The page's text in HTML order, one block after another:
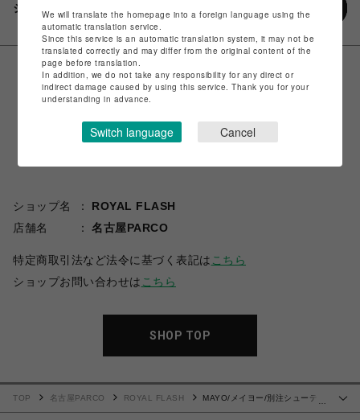
シェアする
ショップ名
ROYAL FLASH
店舗名
名古屋PARCO
特定商取引法など法令に基づく表記は こちら
ショップお問い合わせは こちら
SHOP TOP
…
TOP 名古屋PARCO ROYAL FLASH
MAYO/メイヨー/別注シューティ
We will translate the homepage into a foreign language using the
automatic translation service.
Since this service is an automatic translation system, it may not be
translated correctly and may differ from the original content of the
page before translation.
In addition, we do not take any responsibility for any direct or
indirect damage caused by using this service. Thank you for your
understanding in advance.
Switch language Cancel